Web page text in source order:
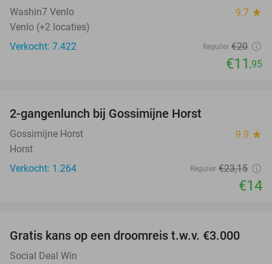
Washin7 Venlo 9.7 star
Venlo (+2 locaties)
Verkocht: 7.422
Regulier €20
€11 ,95
2-gangenlunch bij Gossimijne Horst
Gossimijne Horst 9.9 star
Horst
Verkocht: 1.264
Regulier €23,15
€14
Gratis kans op een droomreis t.w.v. €3.000
Social Deal Win